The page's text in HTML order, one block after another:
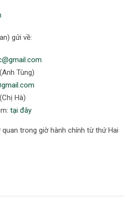
gửi về:
Tùng)
Hà)
tại đây
trong giờ hành chính từ thứ Hai